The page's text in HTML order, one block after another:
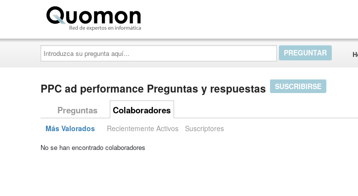
Introduzca
su
pregunta
aquí...
PPC ad performance Preguntas y respuestas SUSCRIBIRSE
Preguntas Colaboradores
Más Valorados Recientemente Activos Suscriptores
No se han encontrado colaboradores